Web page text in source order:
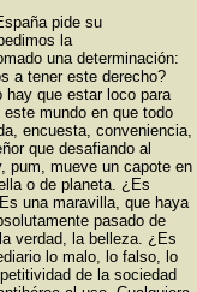
pide su
la
una determinación:
a tener este derecho?
que estar loco para
mundo en que todo
encuesta, conveniencia,
que desafiando al
pum, mueve un capote en
o de planeta. ¿Es
una maravilla, que haya
pasado de
verdad, la belleza. ¿Es
lo malo, lo falso, lo
de la sociedad